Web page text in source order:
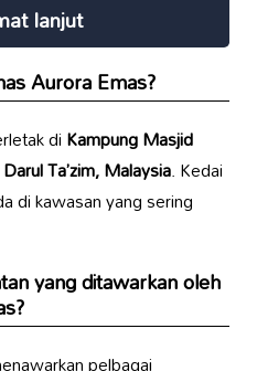
lanjut
Aurora Emas?
diKampung Masjid
Ta’zim, Malaysia. Kedai
di kawasan yang sering
yang ditawarkan oleh
?